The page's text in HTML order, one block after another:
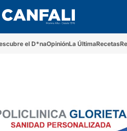
el D*naOpiniónLa ÚltimaRecetas